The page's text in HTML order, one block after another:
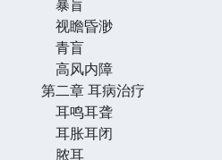
暴盲
视瞻昏渺
青盲
高风内障
第二章 耳病治疗
耳鸣耳聋
耳胀耳闭
脓耳